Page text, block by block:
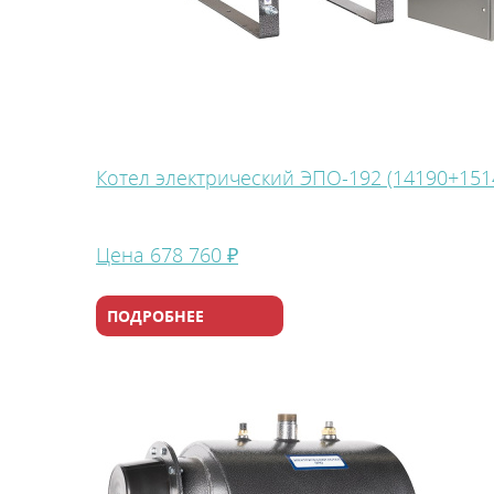
Котел электрический ЭПО-192
Цена 678 760 ₽
ПОДРОБНЕЕ